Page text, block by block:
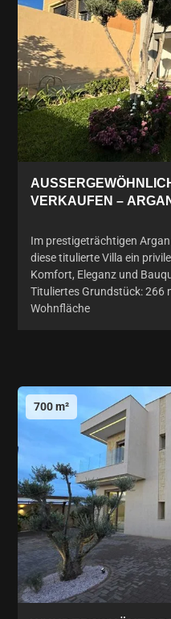
ERKAUFEN – ARGAN
Im prestigeträchtigen
diese titulierte Villa ein
Komfort, Eleganz und
Tituliertes Grundstück: 266
Wohnfläche
700 m²